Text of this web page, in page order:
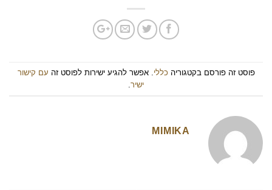
פוסט זה פורסם בקטגוריה כללי . אפשר להגיע ישירות לפוסט זה עם קישור
ישיר
MIMIKA